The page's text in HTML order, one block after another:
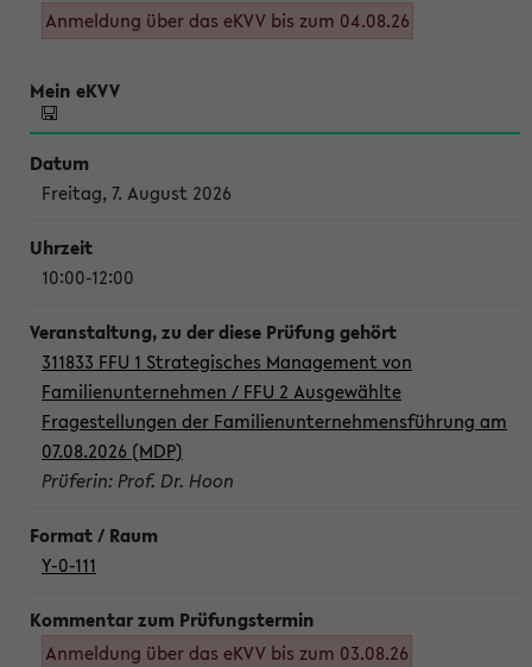
Anmeldung über das eKVV bis zum 04.08.26
Freitag, 7. August 2026
10:00-12:00
311833 FFU 1 Strategisches Management von
Familienunternehmen / FFU 2 Ausgewählte
Fragestellungen der Familienunternehmensführung am
07.08.2026 (MDP)
Prüferin: Prof. Dr. Hoon
Y-0-111
Anmeldung über das eKVV bis zum 03.08.26